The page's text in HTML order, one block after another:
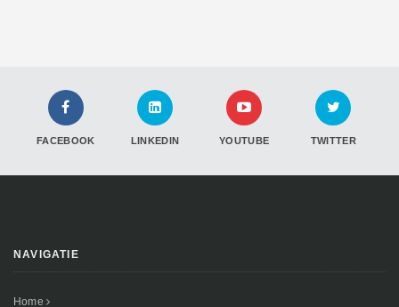
FACEBOOK LINKEDIN YOUTUBE TWITTER
NAVIGATIE
Home